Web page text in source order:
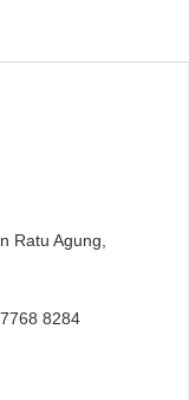
Ratu Agung,
8284